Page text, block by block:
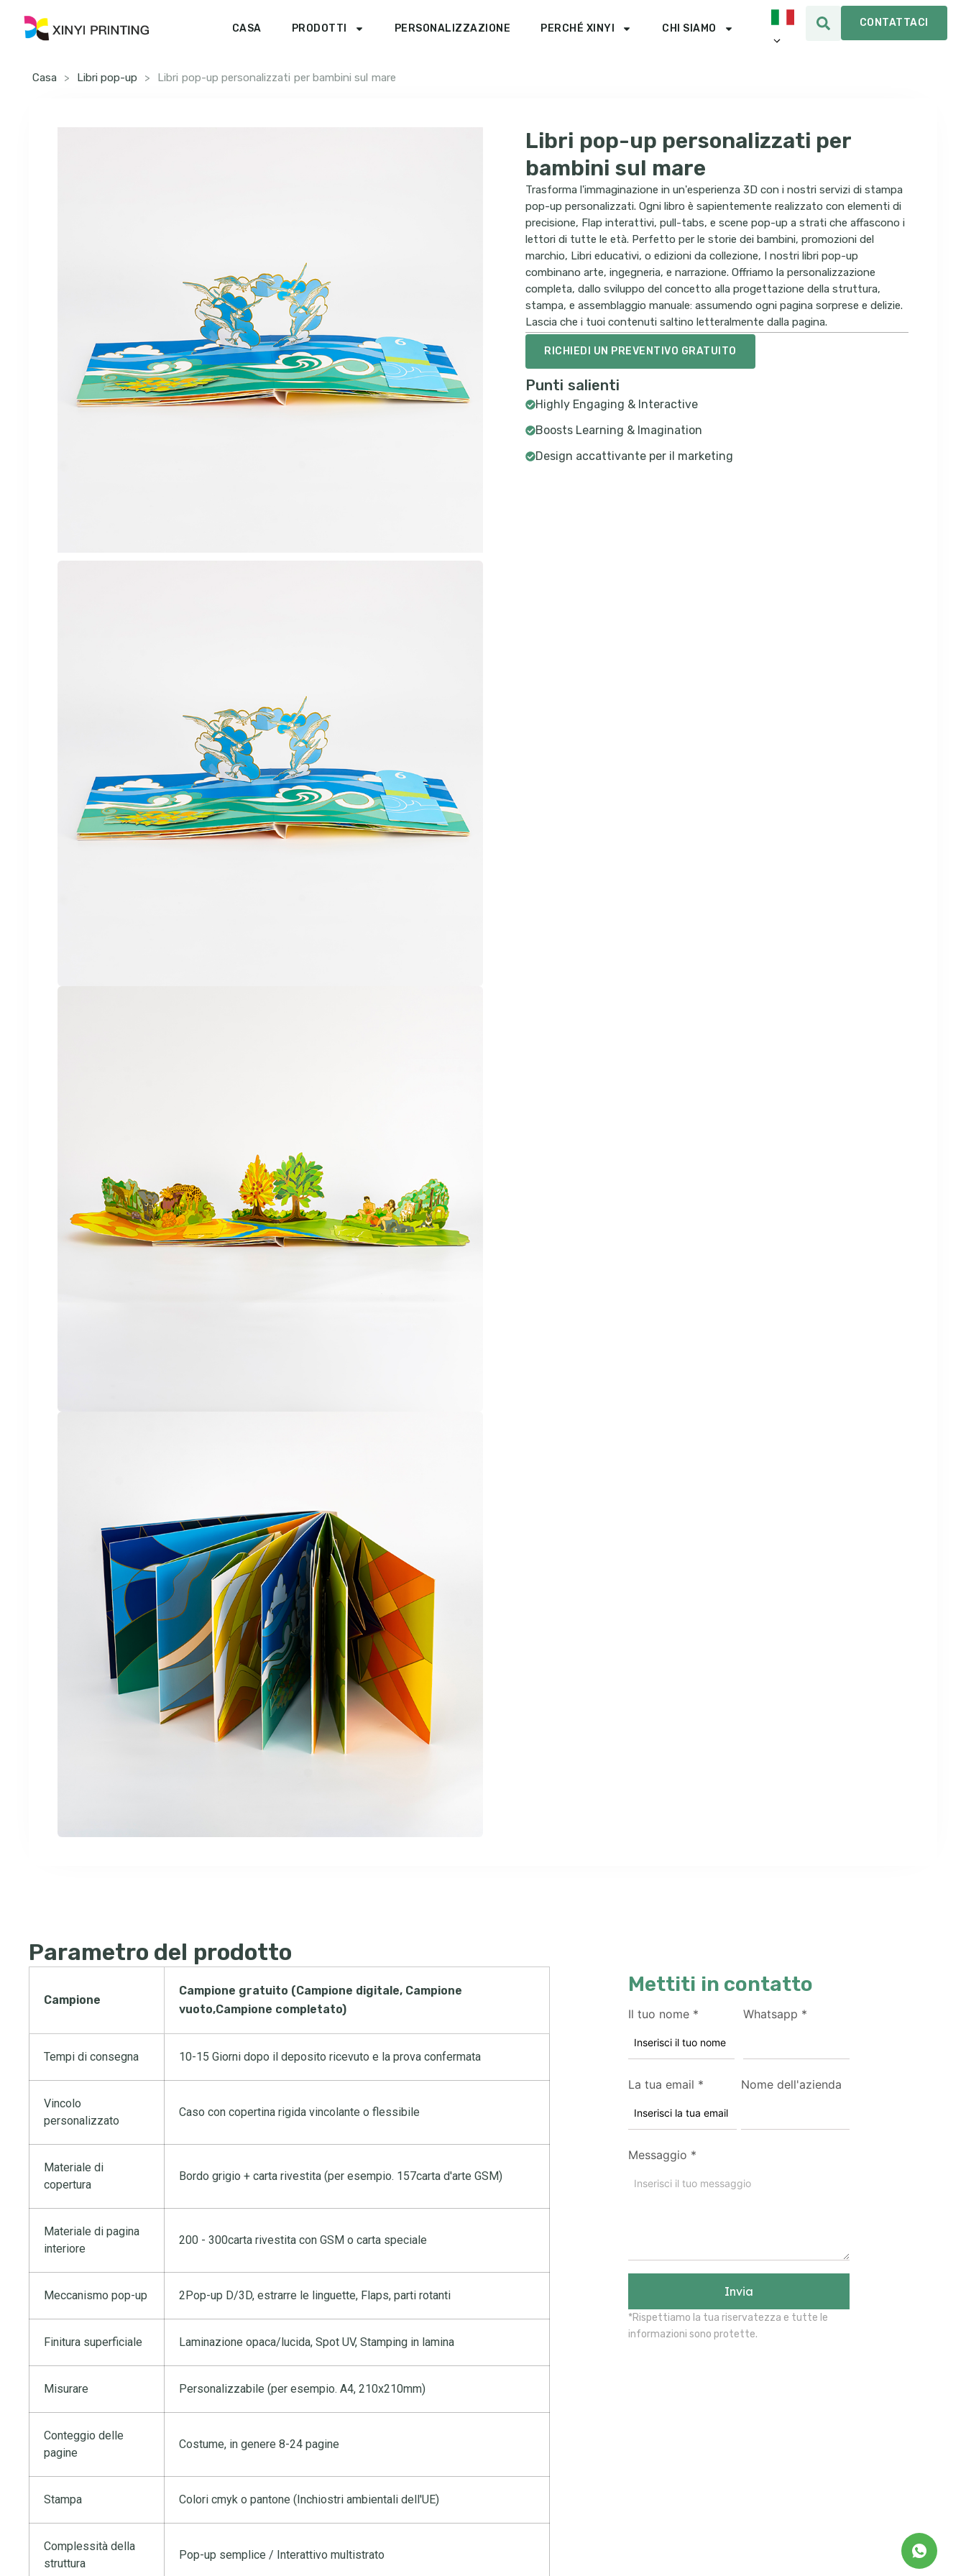
CASA PRODOTTI PERSONALIZZAZIONE PERCHÉ XINYI CHI SIAMO CONTATTACI
Casa > Libri pop-up > Libri pop-up personalizzati per bambini sul mare
Libri pop-up personalizzati per
bambini sul mare
Trasforma l'immaginazione in un'esperienza 3D con i nostri servizi di stampa
pop-up personalizzati. Ogni libro è sapientemente realizzato con elementi di
precisione, Flap interattivi, pull-tabs, e scene pop-up a strati che affascono i
lettori di tutte le età. Perfetto per le storie dei bambini, promozioni del
marchio, Libri educativi, o edizioni da collezione, I nostri libri pop-up
combinano arte, ingegneria, e narrazione. Offriamo la personalizzazione
completa, dallo sviluppo del concetto alla progettazione della struttura,
stampa, e assemblaggio manuale: assumendo ogni pagina sorprese e delizie.
Lascia che i tuoi contenuti saltino letteralmente dalla pagina.
RICHIEDI UN PREVENTIVO GRATUITO
Punti salienti
Highly Engaging & Interactive
Boosts Learning & Imagination
Design accattivante per il marketing
Parametro del prodotto
Campione
Campione gratuito (Campione digitale, Campione
vuoto,Campione completato)
Tempi di consegna 10-15 Giorni dopo il deposito ricevuto e la prova confermata
Vincolo
personalizzato
Caso con copertina rigida vincolante o flessibile
Materiale di
copertura
Bordo grigio + carta rivestita (per esempio. 157carta d'arte GSM)
Materiale di pagina
interiore
200 - 300carta rivestita con GSM o carta speciale
Meccanismo pop-up 2Pop-up D/3D, estrarre le linguette, Flaps, parti rotanti
Finitura superficiale Laminazione opaca/lucida, Spot UV, Stamping in lamina
Misurare Personalizzabile (per esempio. A4, 210x210mm)
Conteggio delle
pagine
Costume, in genere 8-24 pagine
Stampa Colori cmyk o pantone (Inchiostri ambientali dell'UE)
Complessità della
struttura
Pop-up semplice / Interattivo multistrato
Mettiti in contatto
Il tuo nome * Whatsapp *
La tua email * Nome dell'azienda
Messaggio *
Invia
*Rispettiamo la tua riservatezza e tutte le
informazioni sono protette.